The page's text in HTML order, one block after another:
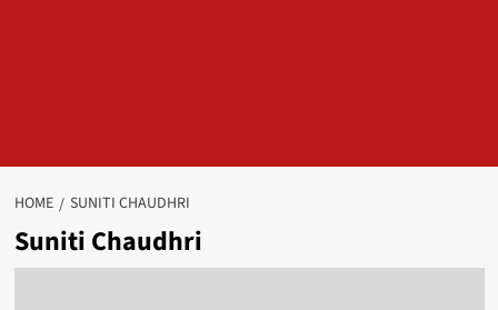
HOME SUNITI CHAUDHRI
Suniti Chaudhri